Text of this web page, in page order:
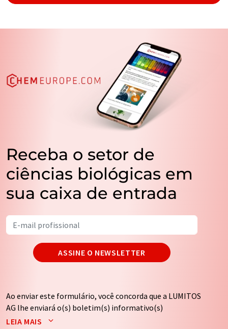
Receba o setor de
ciências biológicas em
sua caixa de entrada
ASSINE O NEWSLETTER
Ao enviar este formulário, você concorda que a LUMITOS
AG lhe enviará o(s) boletim(s) informativo(s)
selecionado(s) acima por e-mail. Seus dados não serão
LEIA MAIS